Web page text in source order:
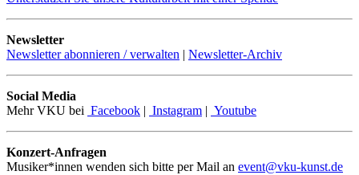
Newsletter
Newsletter abonnieren / verwalten | Newsletter-Archiv
Social Media
Mehr VKU bei Facebook | Instagram | Youtube
Konzert-Anfragen
Musiker*innen wenden sich bitte per Mail an event@vku-kunst.de